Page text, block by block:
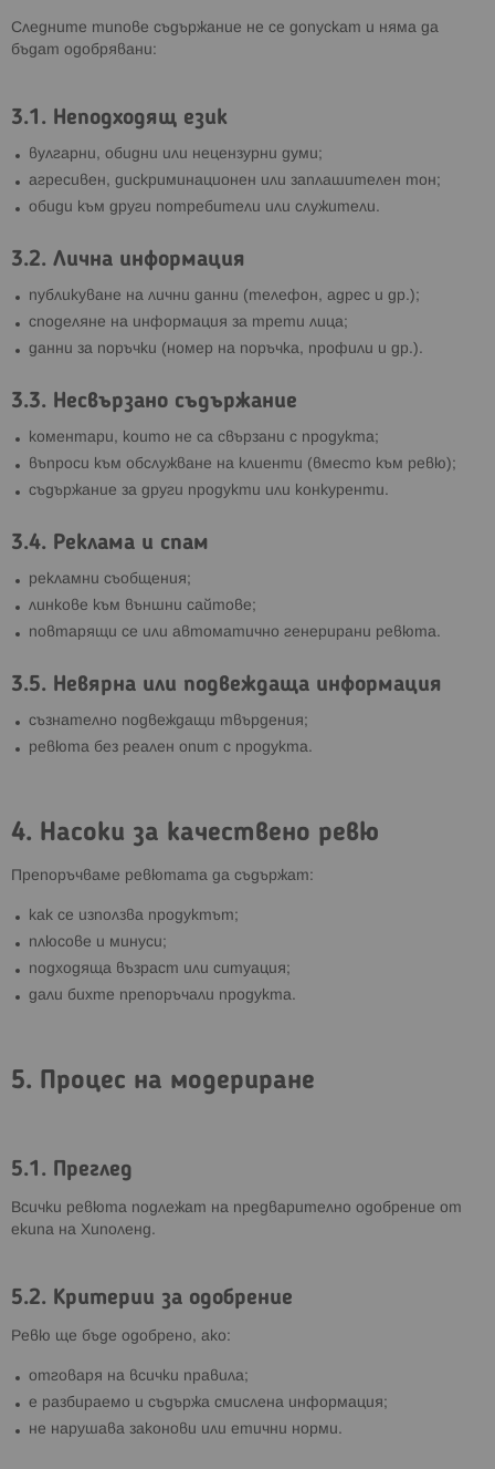
Следните типове съдържание не се допускат и няма да
бъдат одобрявани:
3.1. Неподходящ език
вулгарни, обидни или нецензурни думи;
агресивен, дискриминационен или заплашителен тон;
обиди към други потребители или служители.
3.2. Лична информация
публикуване на лични данни (телефон, адрес и др.);
споделяне на информация за трети лица;
данни за поръчки (номер на поръчка, профили и др.).
3.3. Несвързано съдържание
коментари, които не са свързани с продукта;
въпроси към обслужване на клиенти (вместо към ревю);
съдържание за други продукти или конкуренти.
3.4. Реклама и спам
рекламни съобщения;
линкове към външни сайтове;
повтарящи се или автоматично генерирани ревюта.
3.5. Невярна или подвеждаща информация
съзнателно подвеждащи твърдения;
ревюта без реален опит с продукта.
4. Насоки за качествено ревю
Препоръчваме ревютата да съдържат:
как се използва продуктът;
плюсове и минуси;
подходяща възраст или ситуация;
дали бихте препоръчали продукта.
5. Процес на модериране
5.1. Преглед
Всички ревюта подлежат на предварително одобрение от
екипа на Хиполенд.
5.2. Критерии за одобрение
Ревю ще бъде одобрено, ако:
отговаря на всички правила;
е разбираемо и съдържа смислена информация;
не нарушава законови или етични норми.